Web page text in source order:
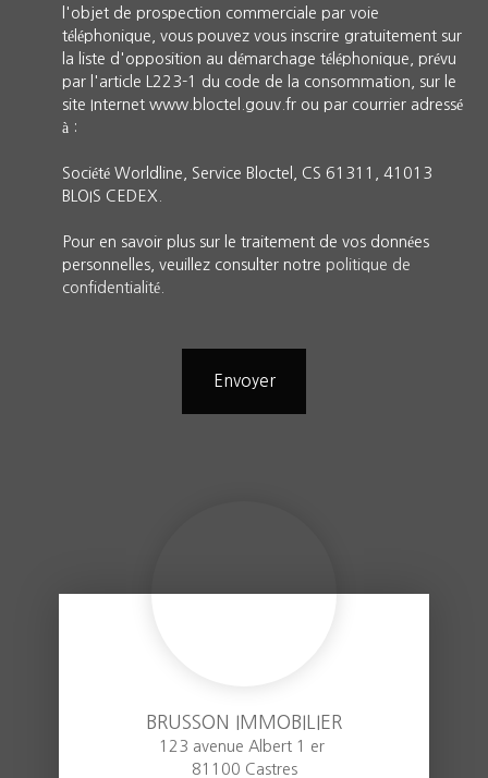
l'objet de prospection commerciale par voie
téléphonique, vous pouvez vous inscrire gratuitement sur
la liste d'opposition au démarchage téléphonique, prévu
par l'article L223-1 du code de la consommation, sur le
site Internet www.bloctel.gouv.fr ou par courrier adressé
à :
Société Worldline, Service Bloctel, CS 61311, 41013
BLOIS CEDEX.
Pour en savoir plus sur le traitement de vos données
personnelles, veuillez consulter notre politique de
confidentialité
Envoyer
BRUSSON IMMOBILIER
123 avenue Albert 1 er
81100 Castres